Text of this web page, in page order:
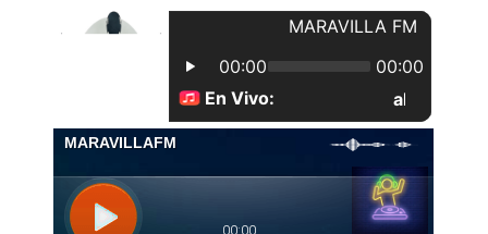
| Apunta estos lugares en tu lista de viajes para este año, ya que República